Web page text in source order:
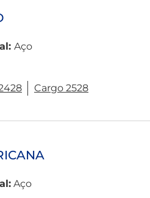
Aço
Cargo 2528
Aço